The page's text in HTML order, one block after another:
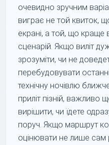
очевидно зручним
виграє не той квиток,
екрані, а той, що краще
сценарій. Якщо виліт
зрозуміти, чи не
перебудовувати
технічну ночівлю
приліт пізній,
вирішити, чи їдете
поруч. Якщо маршрут
оцінювати не лише сам